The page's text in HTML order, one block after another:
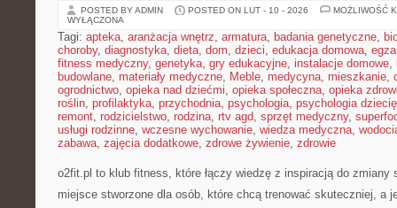
POSTED BY ADMIN POSTED ON LUT - 10 - 2026
MOŻLIWOŚĆ
WYŁĄCZONA
Tagi: apteka, aranżacja wnętrz, armatura, badania genetyczne,
choroby, diagnostyka, dieta, dom, dzieci, edukacja domowa,
fitness medyczny, genetyka, gry edukacyjne, instalacje domowe,
budowlane, materiały medyczne, Meble, medycyna, mieszkanie,
ogrodnictwo, opieka nad dziećmi, opieka społeczna, opieka
roślin, profilaktyka, przychodnia, psychologia, psychologia
remont, rodzicielstwo, rodzina, rtv agd, sprzęt medyczny,
usługi rodzinne, wczesne wychowanie, wiedza medyczna,
zabawa, zajęcia dodatkowe, zdrowe żywienie, zdrowie
o2fit.pl to klub fitness, które łączy wiedzę z inspiracją do
miejsce stworzone dla osób, które chcą trenować skuteczniej, a